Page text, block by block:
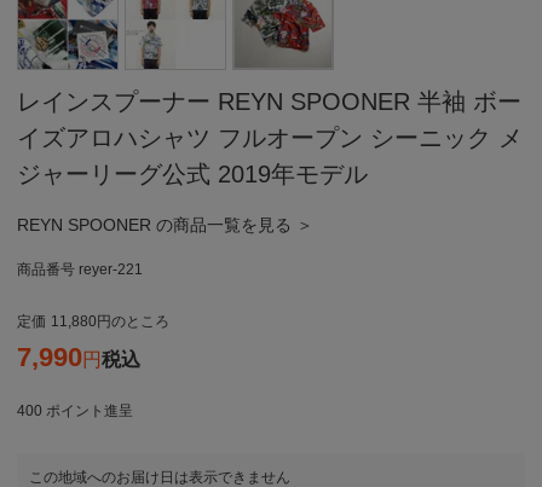
レインスプーナー REYN SPOONER 半袖 ボー
イズアロハシャツ フルオープン シーニック メ
ジャーリーグ公式 2019年モデル
REYN SPOONER の商品一覧を見る ＞
商品番号 reyer-221
定価 11,880 のところ
7,990 税込
400 ポイント進呈
この地域へのお届け日は表示できません